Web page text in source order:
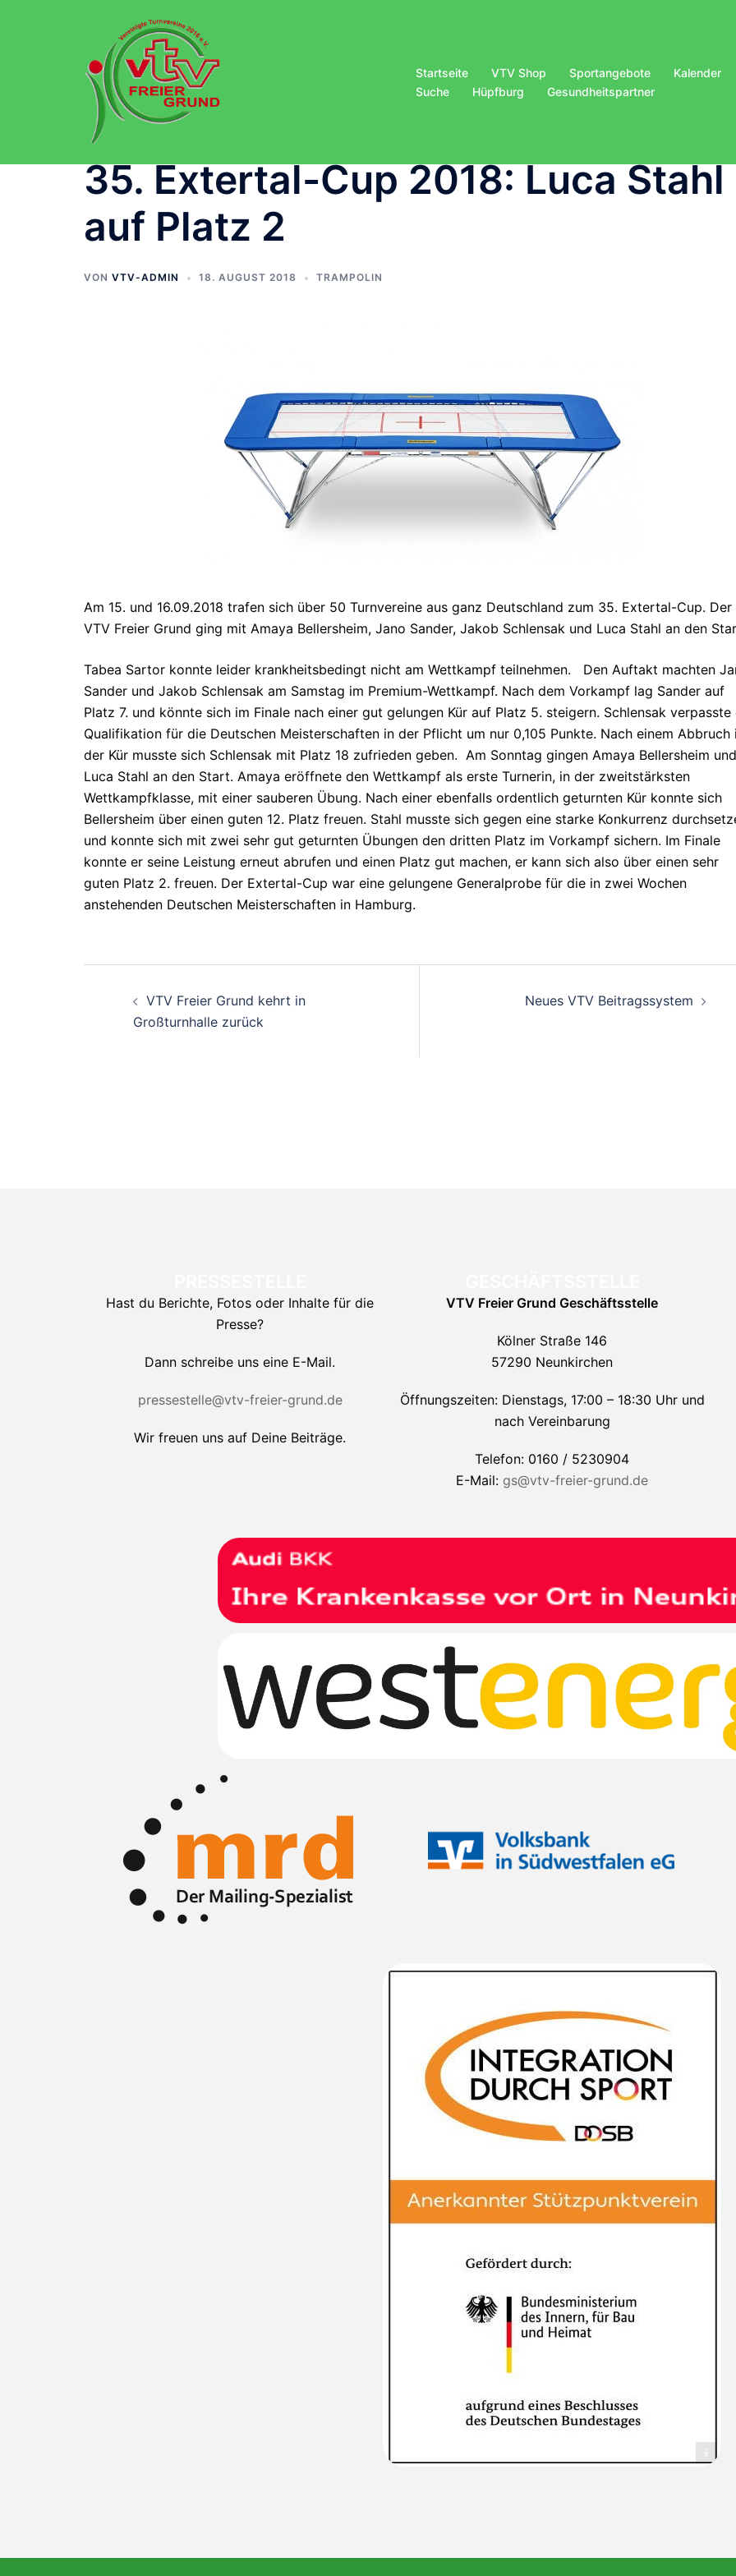
Startseite VTV Shop Sportangebote
Kalender
Suche
Hüpfburg Gesundheitspartner
35. Extertal-Cup 2018: Luca Stahl
auf Platz 2
VON VTV-ADMIN 18. AUGUST 2018 TRAMPOLIN
Am 15. und 16.09.2018 trafen sich über 50 Turnvereine aus ganz Deutschland zum 35. Extertal-Cup. Der
VTV Freier Grund ging mit Amaya Bellersheim, Jano Sander, Jakob Schlensak und Luca Stahl an den
Tabea Sartor konnte leider krankheitsbedingt nicht am Wettkampf teilnehmen. Den Auftakt machten
Sander und Jakob Schlensak am Samstag im Premium-Wettkampf. Nach dem Vorkampf lag Sander auf
Platz 7. und könnte sich im Finale nach einer gut gelungen Kür auf Platz 5. steigern. Schlensak verpasste
Qualifikation für die Deutschen Meisterschaften in der Pflicht um nur 0,105 Punkte. Nach einem Abbruch
der Kür musste sich Schlensak mit Platz 18 zufrieden geben. Am Sonntag gingen Amaya Bellersheim und
Luca Stahl an den Start. Amaya eröffnete den Wettkampf als erste Turnerin, in der zweitstärksten
Wettkampfklasse, mit einer sauberen Übung. Nach einer ebenfalls ordentlich geturnten Kür konnte sich
Bellersheim über einen guten 12. Platz freuen. Stahl musste sich gegen eine starke Konkurrenz
und konnte sich mit zwei sehr gut geturnten Übungen den dritten Platz im Vorkampf sichern. Im Finale
konnte er seine Leistung erneut abrufen und einen Platz gut machen, er kann sich also über einen sehr
guten Platz 2. freuen. Der Extertal-Cup war eine gelungene Generalprobe für die in zwei Wochen
anstehenden Deutschen Meisterschaften in Hamburg.
VTV Freier Grund kehrt in
Großturnhalle zurück
Neues VTV Beitragssystem
Hast du Berichte, Fotos oder Inhalte für die
Presse?
Dann schreibe uns eine E-Mail.
pressestelle@vtv-freier-grund.de
Wir freuen uns auf Deine Beiträge.
VTV Freier Grund Geschäftsstelle
Kölner Straße 146
57290 Neunkirchen
Öffnungszeiten: Dienstags, 17:00 – 18:30 Uhr und
nach Vereinbarung
Telefon: 0160 / 5230904
E-Mail: gs@vtv-freier-grund.de